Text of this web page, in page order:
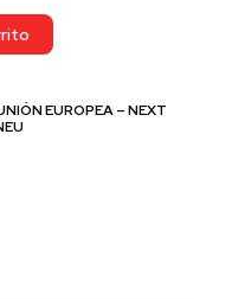
EUROPEA – NEXT